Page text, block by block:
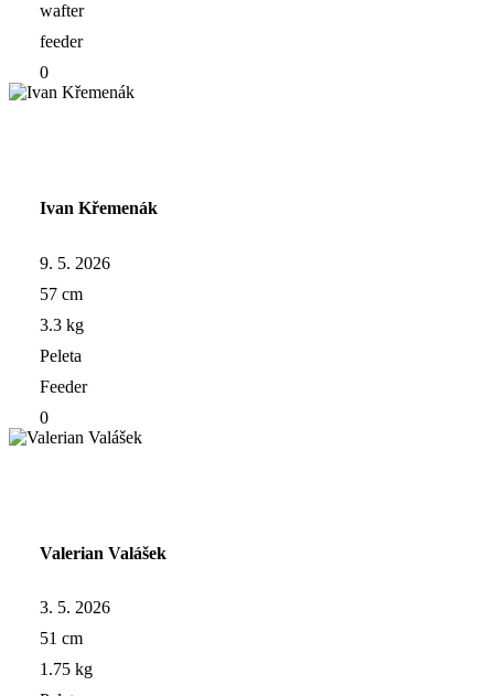
wafter
feeder
0
Ivan Křemenák
9. 5. 2026
57 cm
3.3 kg
Peleta
Feeder
0
Valerian Valášek
3. 5. 2026
51 cm
1.75 kg